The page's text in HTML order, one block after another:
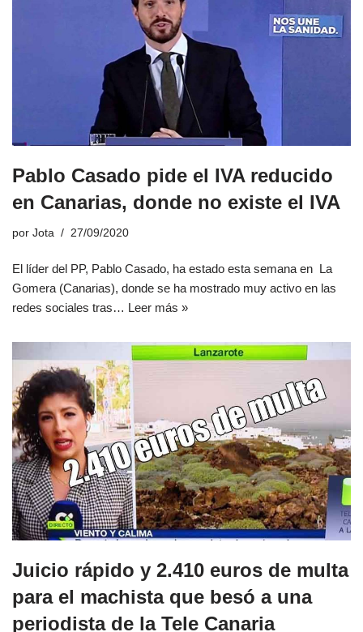
Pablo Casado pide el IVA reducido
en Canarias, donde no existe el IVA
por Jota 27/09/2020
El líder del PP, Pablo Casado, ha estado esta semana en La
Gomera (Canarias), donde se ha mostrado muy activo en las
redes sociales tras… Leer más »
Juicio rápido y 2.410 euros de multa
para el machista que besó a una
periodista de la Tele Canaria